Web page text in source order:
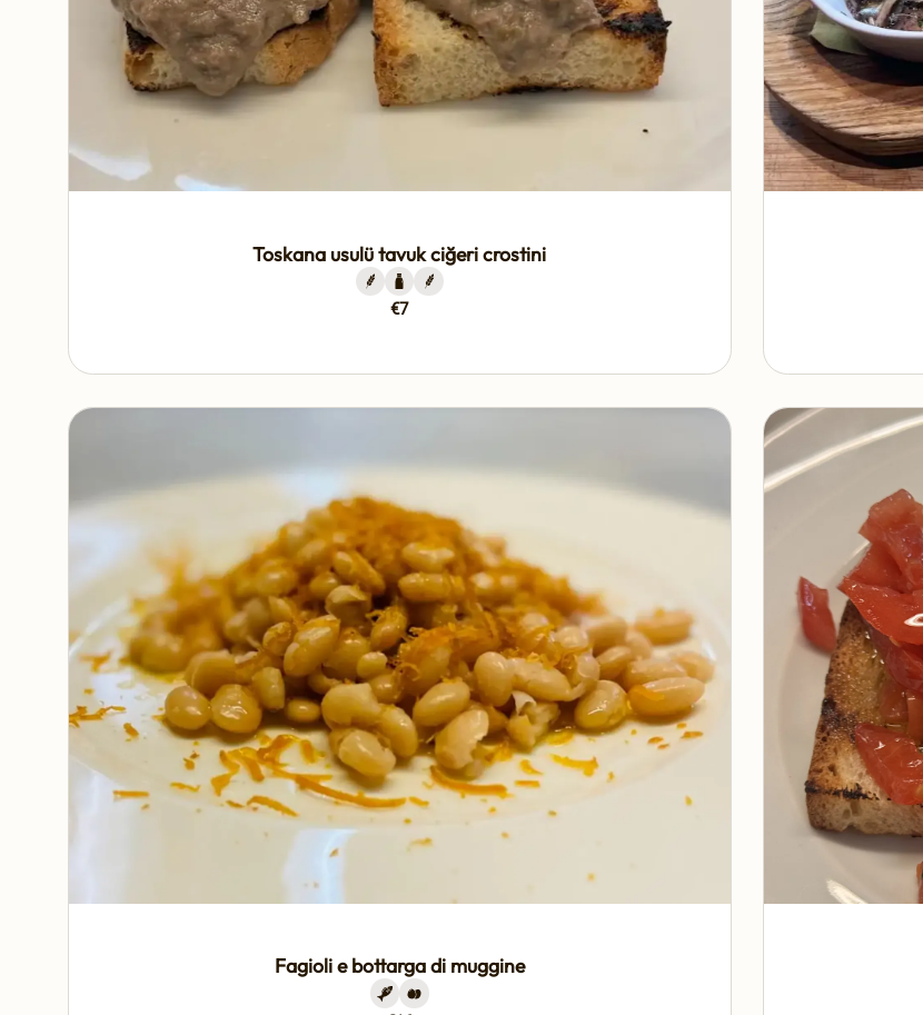
Toskana usulü tavuk ciğeri crostini
€7
Fagioli e bottarga di muggine